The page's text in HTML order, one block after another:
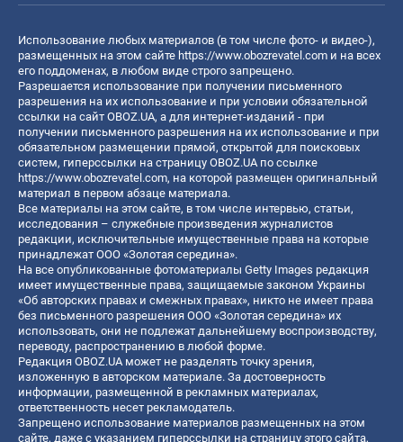
Использование любых материалов (в том числе фото- и видео-),
размещенных на этом сайте https://www.obozrevatel.com и на всех
его поддоменах, в любом виде строго запрещено.
Разрешается использование при получении письменного
разрешения на их использование и при условии обязательной
ссылки на сайт OBOZ.UA, а для интернет-изданий - при
получении письменного разрешения на их использование и при
обязательном размещении прямой, открытой для поисковых
систем, гиперссылки на страницу OBOZ.UA по ссылке
https://www.obozrevatel.com, на которой размещен оригинальный
материал в первом абзаце материала.
Все материалы на этом сайте, в том числе интервью, статьи,
исследования – служебные произведения журналистов
редакции, исключительные имущественные права на которые
принадлежат ООО «Золотая середина».
На все опубликованные фотоматериалы Getty Images редакция
имеет имущественные права, защищаемые законом Украины
«Об авторских правах и смежных правах», никто не имеет права
без письменного разрешения ООО «Золотая середина» их
использовать, они не подлежат дальнейшему воспроизводству,
переводу, распространению в любой форме.
Редакция OBOZ.UA может не разделять точку зрения,
изложенную в авторском материале. За достоверность
информации, размещенной в рекламных материалах,
ответственность несет рекламодатель.
Запрещено использование материалов размещенных на этом
сайте, даже с указанием гиперссылки на страницу этого сайта,